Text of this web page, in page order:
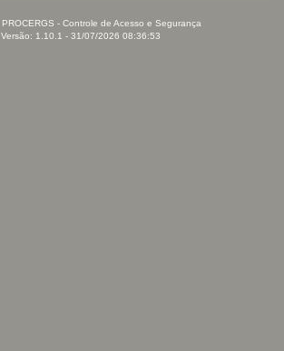
PROCERGS - Controle de Acesso e Segurança
Versão: 1.10.1 - 31/07/2026 08:36:53